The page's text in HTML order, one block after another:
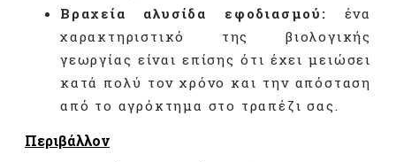
Σύστημα
ολοκληρωμένης
διαχείρισης
στην
αγροτική
παραγωγή
Βραχεία αλυσίδα εφοδιασμού: ένα
χαρακτηριστικό της βιολογικής
γεωργίας είναι επίσης ότι έχει μειώσει
κατά πολύ τον χρόνο και την απόσταση
από το αγρόκτημα στο τραπέζι σας.
Περιβάλλον